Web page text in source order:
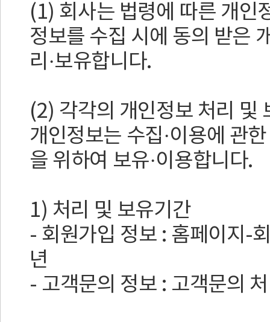
(1) 회사는 법령에 따른 개인
정보를 수집 시에 동의 받은
리·보유합니다.
(2) 각각의 개인정보 처리 및
개인정보는 수집·이용에 관
을 위하여 보유·이용합니다.
1) 처리 및 보유기간
- 회원가입 정보 : 홈페이지-
년
- 고객문의 정보 : 고객문의